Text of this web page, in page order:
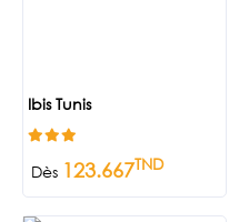
Ibis Tunis
Dès 123.667TND